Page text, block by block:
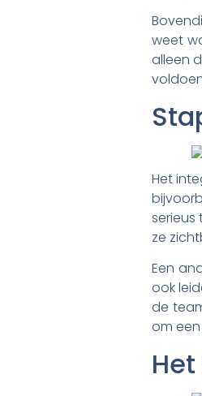
weet
alleen
Het
serieus
ze
Een
ook
de
om